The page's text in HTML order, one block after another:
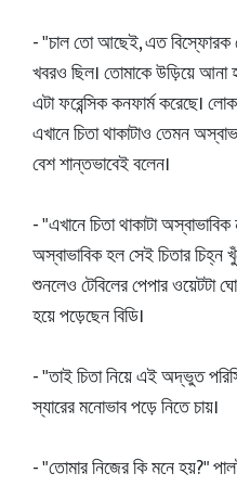
- "চাল তো আছেই, এত
খবরও ছিল। তোমাকে উড়িয়ে
এটা ফরেন্সিক কনফার্ম করেছে।
এখানে চিতা থাকাটাও তেমন
বেশ শান্তভাবেই বলেন।
- "এখানে চিতা থাকাটা
অস্বাভাবিক হল সেই চিতার চিহ্ন
শুনলেও টেবিলের পেপার
হয়ে পড়েছেন বিডি।
- "তাই চিতা নিয়ে এই অদ্ভুত
স্যারের মনোভাব পড়ে নিতে চায়।
- "তোমার নিজের কি মনে হয়?"